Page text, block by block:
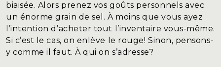
biaisée. Alors prenez vos goûts personnels avec
un énorme grain de sel. À moins que vous ayez
l’intention d’acheter tout l’inventaire vous-même.
Si c’est le cas, on enlève le rouge! Sinon, pensons-
y comme il faut. À qui on s’adresse?